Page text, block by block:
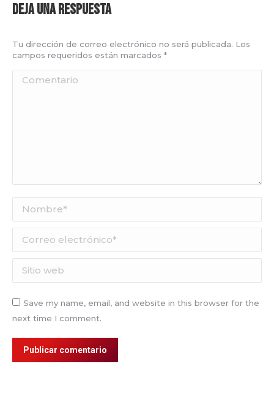
Deja una respuesta
Tu dirección de correo electrónico no será publicada. Los
campos requeridos están marcados *
Comentario
Nombre *
Correo electrónico *
Sitio web
Save my name, email, and website in this browser for the
next time I comment.
Publicar comentario